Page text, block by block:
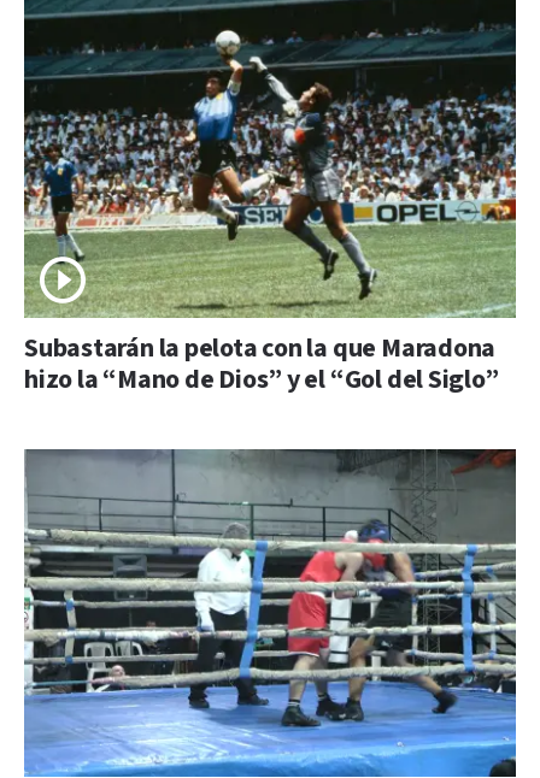
Subastarán la pelota con la que Maradona
hizo la “Mano de Dios” y el “Gol del Siglo”